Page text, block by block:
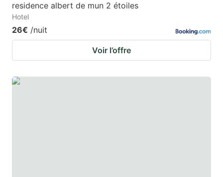
residence albert de mun 2 étoiles
Hotel
26€ /nuit
Voir l’offre